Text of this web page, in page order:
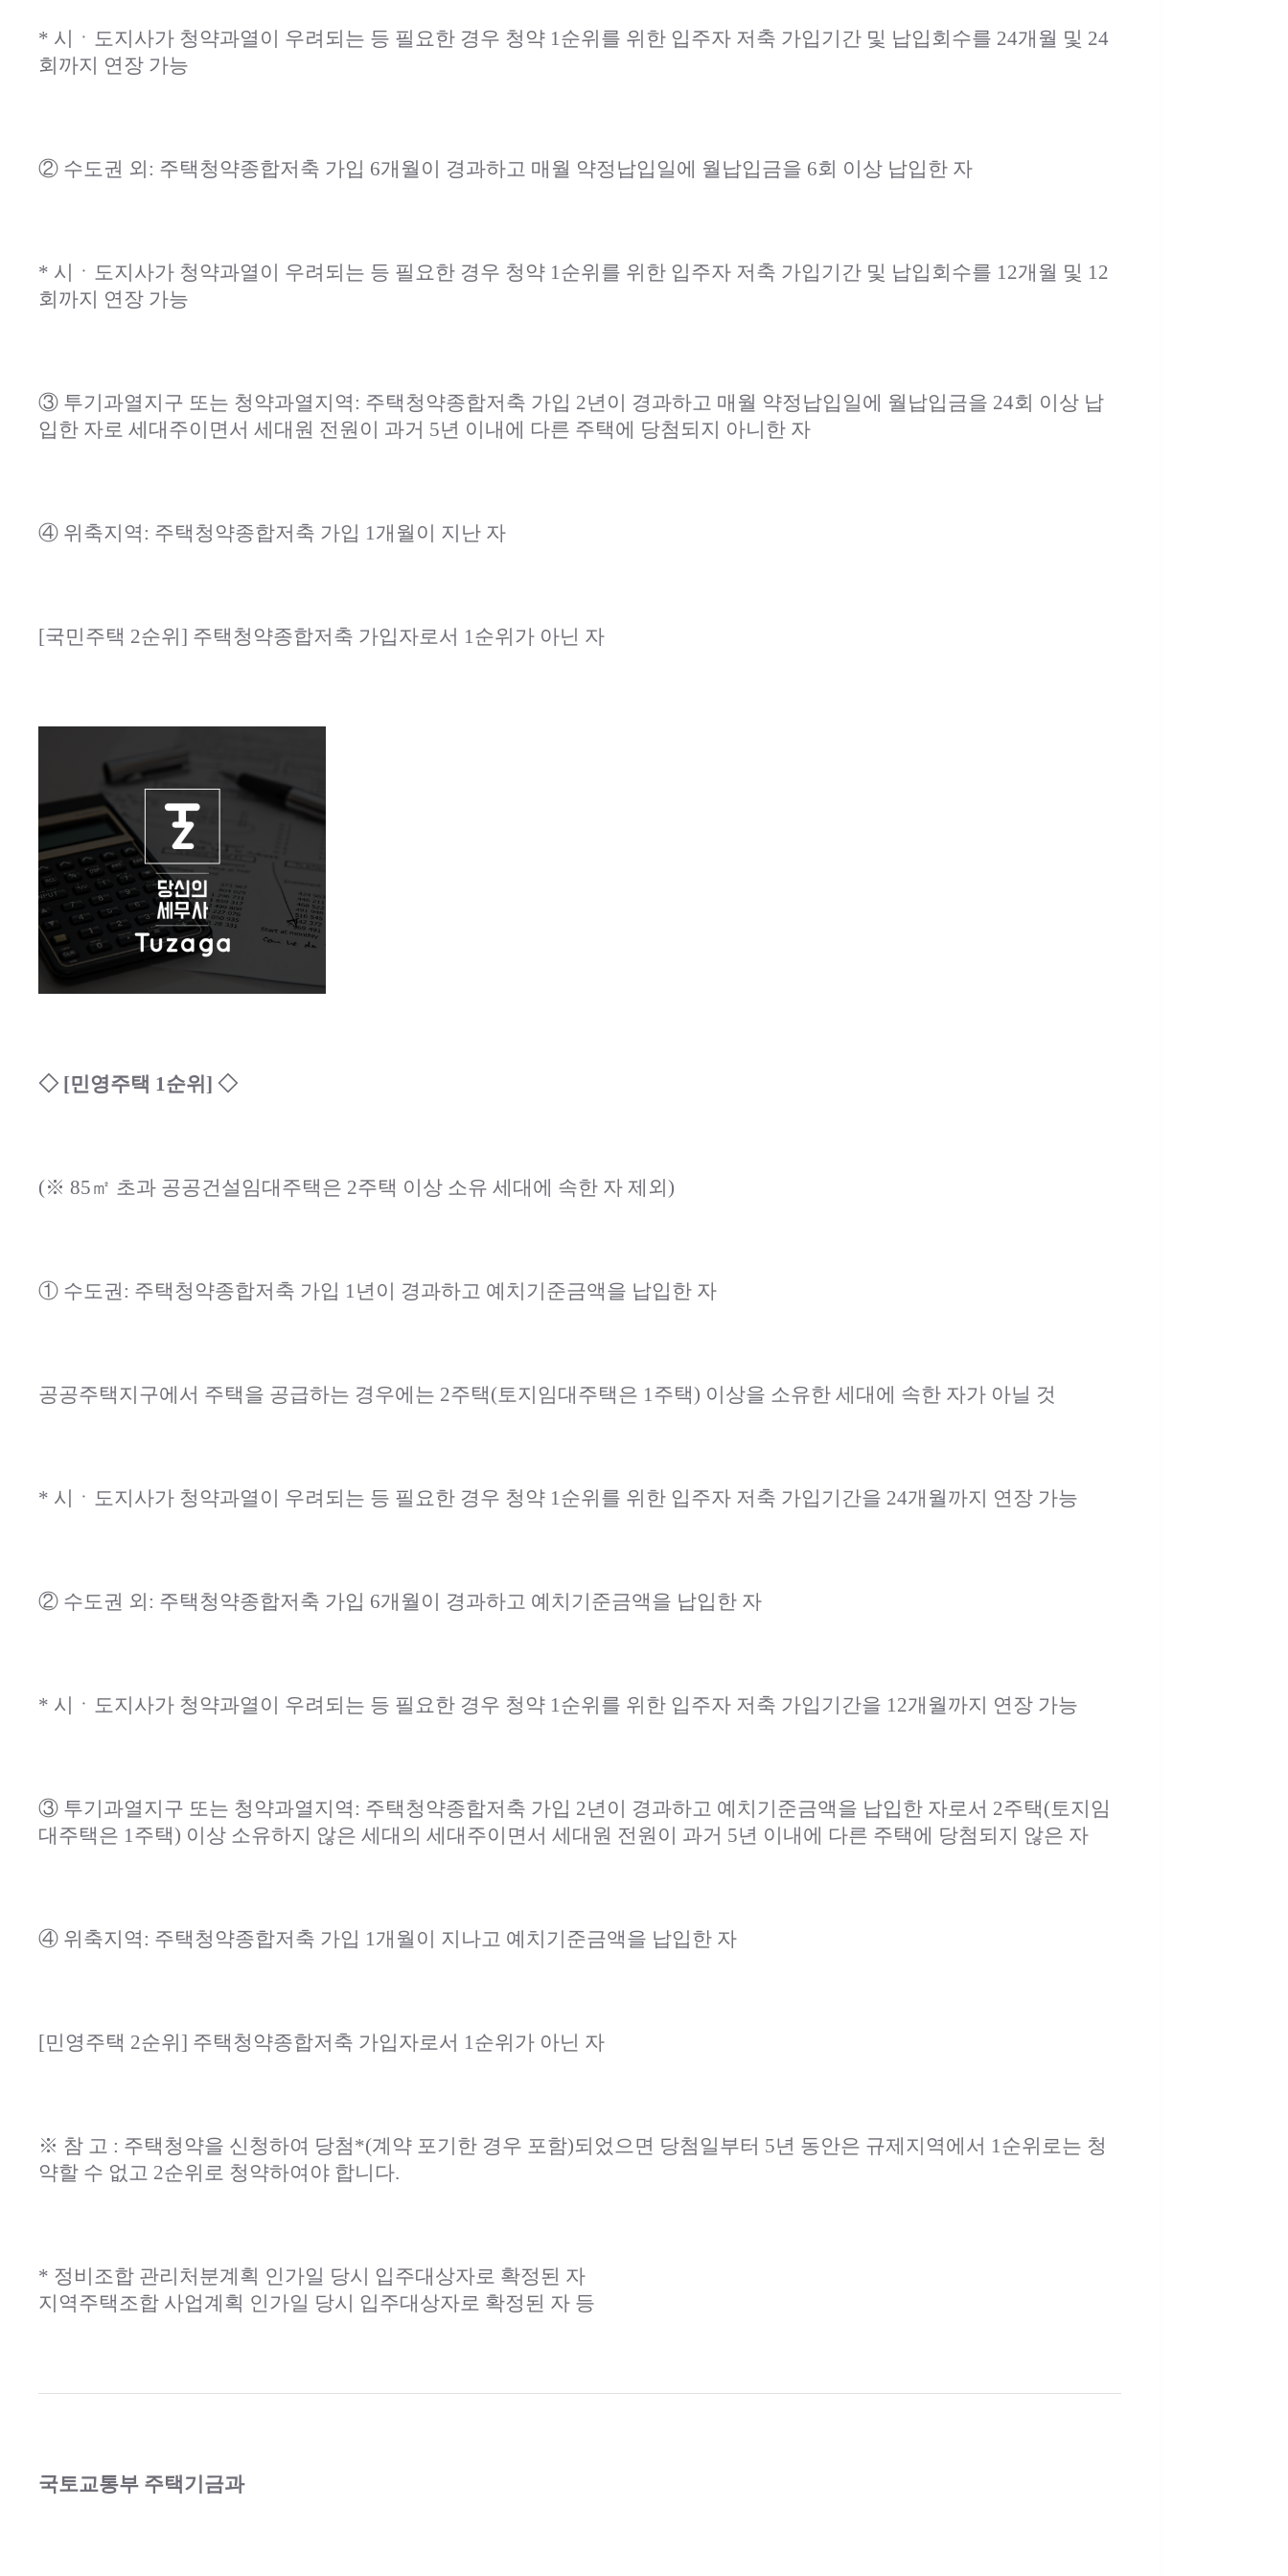
* 시ㆍ도지사가 청약과열이 우려되는 등 필요한 경우 청약 1순위를 위한 입주자 저축 가입기간 및 납입회수를 24개월 및 24
회까지 연장 가능
② 수도권 외: 주택청약종합저축 가입 6개월이 경과하고 매월 약정납입일에 월납입금을 6회 이상 납입한 자
* 시ㆍ도지사가 청약과열이 우려되는 등 필요한 경우 청약 1순위를 위한 입주자 저축 가입기간 및 납입회수를 12개월 및 12
회까지 연장 가능
③ 투기과열지구 또는 청약과열지역: 주택청약종합저축 가입 2년이 경과하고 매월 약정납입일에 월납입금을 24회 이상 납
입한 자로 세대주이면서 세대원 전원이 과거 5년 이내에 다른 주택에 당첨되지 아니한 자
④ 위축지역: 주택청약종합저축 가입 1개월이 지난 자
[국민주택 2순위] 주택청약종합저축 가입자로서 1순위가 아닌 자
◇ [민영주택 1순위] ◇
(※ 85㎡ 초과 공공건설임대주택은 2주택 이상 소유 세대에 속한 자 제외)
① 수도권: 주택청약종합저축 가입 1년이 경과하고 예치기준금액을 납입한 자
공공주택지구에서 주택을 공급하는 경우에는 2주택(토지임대주택은 1주택) 이상을 소유한 세대에 속한 자가 아닐 것
* 시ㆍ도지사가 청약과열이 우려되는 등 필요한 경우 청약 1순위를 위한 입주자 저축 가입기간을 24개월까지 연장 가능
② 수도권 외: 주택청약종합저축 가입 6개월이 경과하고 예치기준금액을 납입한 자
* 시ㆍ도지사가 청약과열이 우려되는 등 필요한 경우 청약 1순위를 위한 입주자 저축 가입기간을 12개월까지 연장 가능
③ 투기과열지구 또는 청약과열지역: 주택청약종합저축 가입 2년이 경과하고 예치기준금액을 납입한 자로서 2주택(토지임
대주택은 1주택) 이상 소유하지 않은 세대의 세대주이면서 세대원 전원이 과거 5년 이내에 다른 주택에 당첨되지 않은 자
④ 위축지역: 주택청약종합저축 가입 1개월이 지나고 예치기준금액을 납입한 자
[민영주택 2순위] 주택청약종합저축 가입자로서 1순위가 아닌 자
※ 참 고 : 주택청약을 신청하여 당첨*(계약 포기한 경우 포함)되었으면 당첨일부터 5년 동안은 규제지역에서 1순위로는 청
약할 수 없고 2순위로 청약하여야 합니다.
* 정비조합 관리처분계획 인가일 당시 입주대상자로 확정된 자
지역주택조합 사업계획 인가일 당시 입주대상자로 확정된 자 등
국토교통부 주택기금과